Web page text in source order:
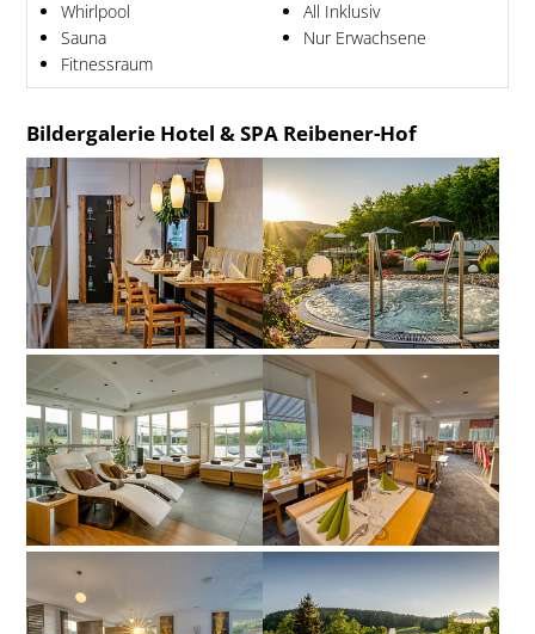
Whirlpool
Sauna
Fitnessraum
All Inklusiv
Nur Erwachsene
Bildergalerie Hotel & SPA Reibener-Hof